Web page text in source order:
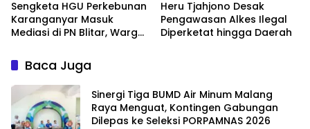
Sengketa HGU Perkebunan
Karanganyar Masuk
Mediasi di PN Blitar, Warga
Lahan
Heru Tjahjono Desak
Pengawasan Alkes Ilegal
Diperketat hingga Daerah
Baca Juga
Sinergi Tiga BUMD Air Minum Malang
Raya Menguat, Kontingen Gabungan
Dilepas ke Seleksi PORPAMNAS 2026